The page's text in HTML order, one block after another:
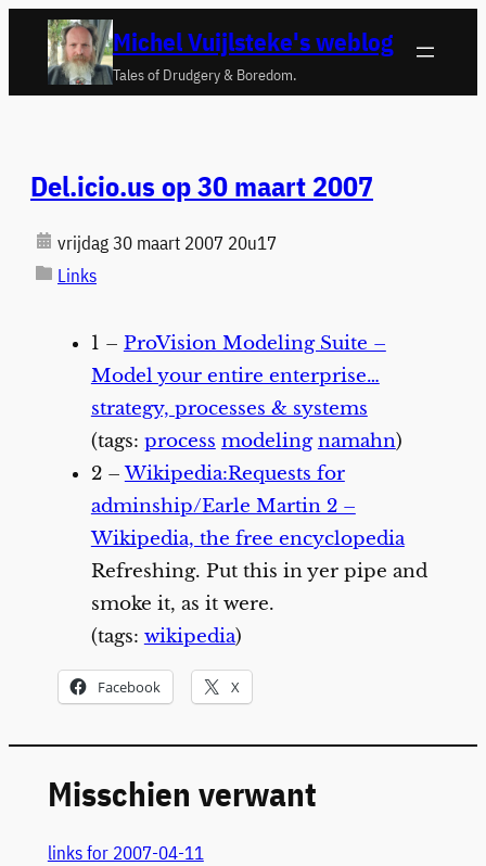
naar
Michel Vuijlsteke's weblog
Tales of Drudgery & Boredom.
Del.icio.us op 30 maart 2007
vrijdag 30 maart 2007 20u17
Links
1 – ProVision Modeling Suite –
Model your entire enterprise…
strategy, processes & systems
(tags: process modeling namahn)
2 –Wikipedia:Requests for
adminship/Earle Martin 2 –
Wikipedia, the free encyclopedia
Refreshing. Put this in yer pipe and
smoke it, as it were.
(tags: wikipedia)
Facebook X
Misschien verwant
links for 2007-04-11